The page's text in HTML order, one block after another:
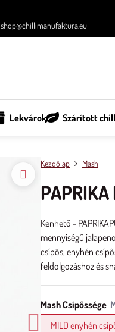
shop@chillimanufaktura.eu
Lekvárok Szárított
Kezdőlap Mash
Kenhető -
mennyiségű
csípős, enyhén
feldolgozáshoz és
Mash Csípőssége
MILD enyhén